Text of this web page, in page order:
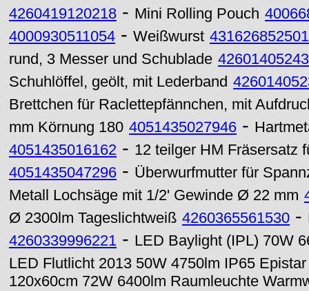
4260419120218 - Mini Rolling Pouch
4000930511054 - Weißwurst
rund, 3 Messer und Schublade
Schuhlöffel, geölt, mit Lederband
Brettchen für Raclettepfännchen, mit
mm Körnung 180 4051435027946 -
4051435016162 - 12 teilger HM Fräsersatz
4051435047296 - Überwurfmutter für
Metall Lochsäge mit 1/2' Gewinde Ø 22 mm
Ø 2300lm Tageslichtweiß 4260365561530 -
4260339996221 - LED Baylight (IPL) 70W
LED Flutlicht 2013 50W 4750lm IP65
120x60cm 72W 6400lm Raumleuchte